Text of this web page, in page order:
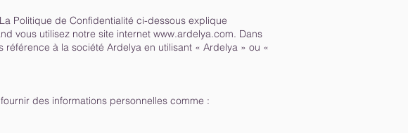
Politique de Confidentialité ci-dessous explique
vous utilisez notre site internet www.ardelya.com. Dans
à la société Ardelya en utilisant « Ardelya » ou «
des informations personnelles comme :